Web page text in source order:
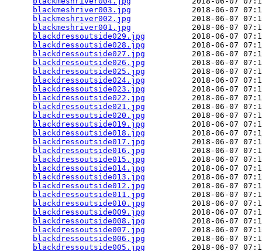
blackmeshriver003.jpg
2018-06-07
blackmeshriver002.jpg
2018-06-07
blackmeshriver001.jpg
2018-06-07
blackdressoutside029.jpg
2018-06-07
blackdressoutside028.jpg
2018-06-07
blackdressoutside027.jpg
2018-06-07
blackdressoutside026.jpg
2018-06-07
blackdressoutside025.jpg
2018-06-07
blackdressoutside024.jpg
2018-06-07
blackdressoutside023.jpg
2018-06-07
blackdressoutside022.jpg
2018-06-07
blackdressoutside021.jpg
2018-06-07
blackdressoutside020.jpg
2018-06-07
blackdressoutside019.jpg
2018-06-07
blackdressoutside018.jpg
2018-06-07
blackdressoutside017.jpg
2018-06-07
blackdressoutside016.jpg
2018-06-07
blackdressoutside015.jpg
2018-06-07
blackdressoutside014.jpg
2018-06-07
blackdressoutside013.jpg
2018-06-07
blackdressoutside012.jpg
2018-06-07
blackdressoutside011.jpg
2018-06-07
blackdressoutside010.jpg
2018-06-07
blackdressoutside009.jpg
2018-06-07
blackdressoutside008.jpg
2018-06-07
blackdressoutside007.jpg
2018-06-07
blackdressoutside006.jpg
2018-06-07
blackdressoutside005.jpg
2018-06-07